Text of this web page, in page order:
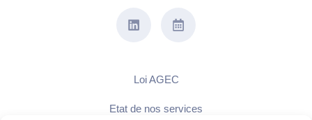
Loi AGEC
Etat de nos services